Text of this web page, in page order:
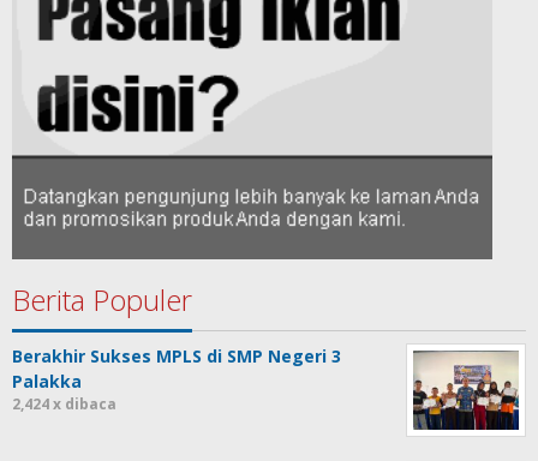
Berita Populer
Berakhir Sukses MPLS di SMP Negeri 3
Palakka
2,424 x dibaca